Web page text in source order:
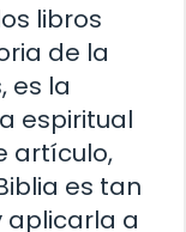
libros
de la
es la
espiritual
artículo,
es tan
aplicarla a